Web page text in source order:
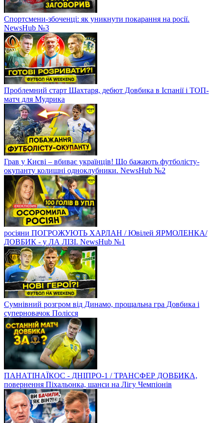
Спортсмени-збоченці: як уникнути покарання на росії.
NewsHub №3
Проблемний старт Шахтаря, дебют Довбика в Іспанії і ТОП-
матч для Мудрика
Грав у Києві – вбиває українців! Що бажають футболісту-
окупанту колишні одноклубники. NewsHub №2
росіяни ПОГРОЖУЮТЬ ХАРЛАН / Ювілей ЯРМОЛЕНКА/
ДОВБИК - у ЛА ЛІЗІ. NewsHub №1
Сумнівний розгром від Динамо, прощальна гра Довбика і
суперновачок Полісся
ПАНАТІНАЇКОС - ДНІПРО-1 / ТРАНСФЕР ДОВБИКА,
повернення Піхальонка, шанси на Лігу Чемпіонів